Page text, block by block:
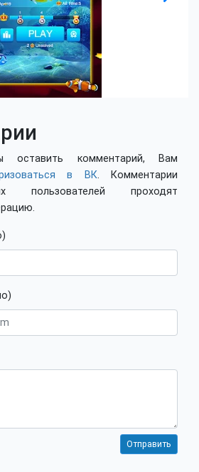
комментарий, Вам
в ВК. Комментарии
пользователей проходят